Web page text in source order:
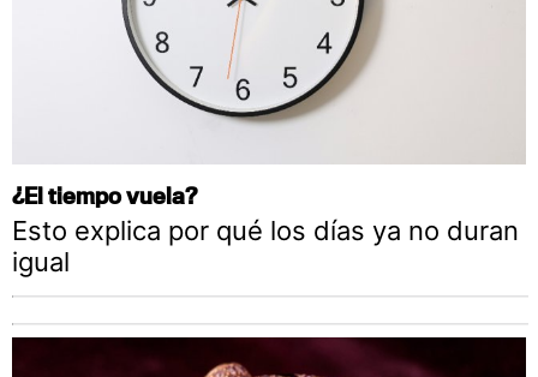
¿El tiempo vuela?
Esto explica por qué los días ya no duran
igual